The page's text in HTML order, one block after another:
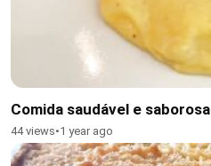
Comida saudável e saborosa
44 views•1 year ago